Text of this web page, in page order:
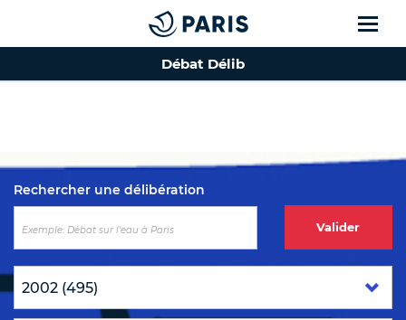
Top of the page
Débat Délib
Rechercher une délibération
Valider